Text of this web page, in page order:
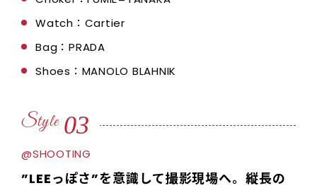
Watch：Cartier
Bag：PRADA
Shoes：MANOLO BLAHNIK
Style 03
@SHOOTING
”LEEっぽさ”を意識して撮影現場へ。縦長の